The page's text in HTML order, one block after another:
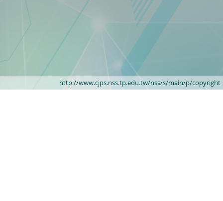
http://www.cjps.nss.tp.edu.tw/nss/s/main/p/copyright